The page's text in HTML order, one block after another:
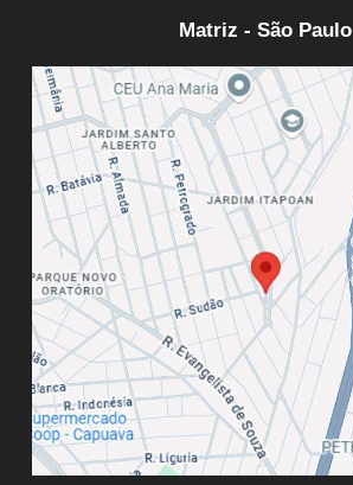
Matriz - São Paulo